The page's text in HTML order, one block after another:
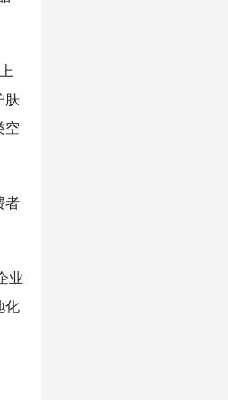
肤
空
者
业
化